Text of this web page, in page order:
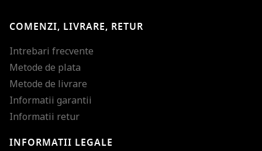
COMENZI, LIVRARE, RETUR
Intrebari frecvente
Metode de plata
Metode de livrare
Informatii garantii
Informatii retur
INFORMATII LEGALE